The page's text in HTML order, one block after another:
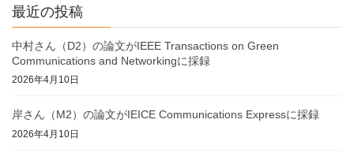
最近の投稿
中村さん（D2）の論文がIEEE Transactions on Green
Communications and Networkingに採録
2026年4月10日
岸さん（M2）の論文がIEICE Communications Expressに採録
2026年4月10日